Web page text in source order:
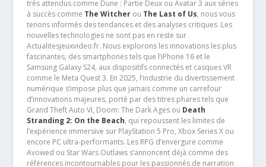
très attendus comme Dune : Partie Deux ou Avatar 3 aux séries
à succès comme The Witcherou The Last of Us, nous vous
tenons informés des tendances et des analyses critiques .Les
nouvelles technologies ne sont pas en reste sur
Actualitesjeuxvideo.fr. Nous explorons les innovations les plus
fascinantes, des smartphones tels que l’iPhone 16 et le
Samsung Galaxy S24, aux dispositifs connectés et casques VR
comme le Meta Quest 3. En 2025, l’industrie du divertissement
numérique s’impose plus que jamais comme un carrefour
d’innovations majeures, porté par des titres phares tels que
Grand Theft Auto VI, Doom: The Dark Ages ou Death
Stranding 2: On the Beach, qui repoussent les limites de
l’expérience immersive sur PlayStation 5 Pro, Xbox Series X ou
encore PC ultra-performants. Les RPG d’envergure comme
Avowed ou Star Wars Outlaws s’annoncent déjà comme des
références incontournables pour les passionnés de narration